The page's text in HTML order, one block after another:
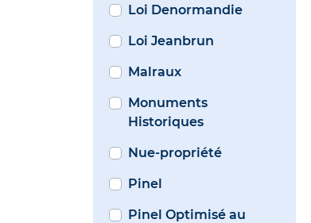
Loi Denormandie
Loi Jeanbrun
Malraux
Monuments
Historiques
Nue-propriété
Pinel
Pinel Optimisé au